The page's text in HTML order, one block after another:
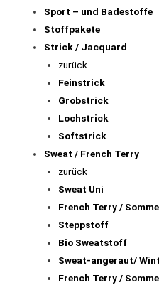
Sport – und Badestoffe
Stoffpakete
Strick / Jacquard
zurück
Feinstrick
Grobstrick
Lochstrick
Softstrick
Sweat / French Terry
zurück
Sweat Uni
French Terry /
Steppstoff
Bio Sweatstoff
Sweat-angeraut/
French Terry /